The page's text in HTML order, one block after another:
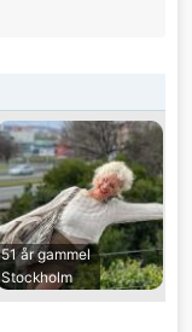
51 år gammel
Stockholm